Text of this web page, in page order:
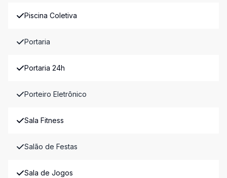
Piscina Coletiva
Portaria
Portaria 24h
Porteiro Eletrônico
Sala Fitness
Salão de Festas
Sala de Jogos